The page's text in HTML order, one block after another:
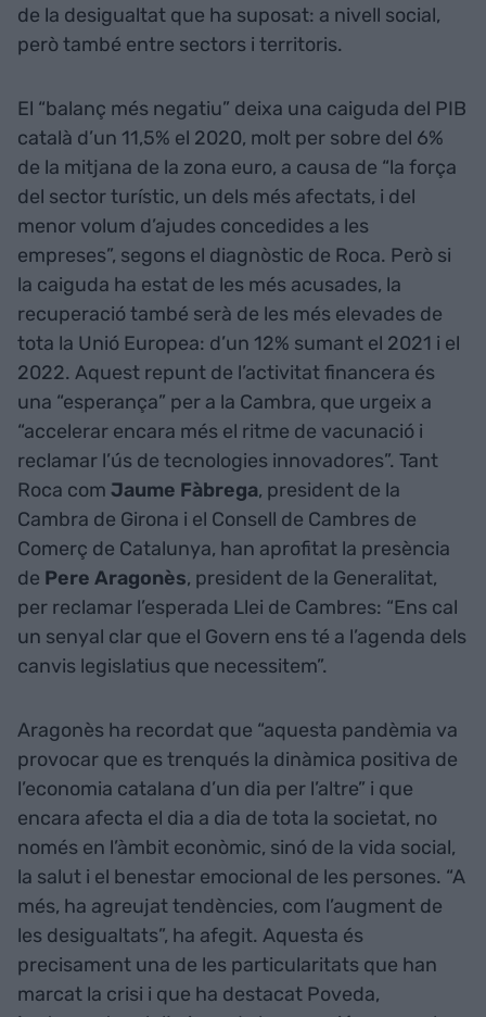
de la desigualtat que ha suposat: a nivell social,
però també entre sectors i territoris.
El “balanç més negatiu” deixa una caiguda del PIB
català d’un 11,5% el 2020, molt per sobre del 6%
de la mitjana de la zona euro, a causa de “la força
del sector turístic, un dels més afectats, i del
menor volum d’ajudes concedides a les
empreses”, segons el diagnòstic de Roca. Però si
la caiguda ha estat de les més acusades, la
recuperació també serà de les més elevades de
tota la Unió Europea: d’un 12% sumant el 2021 i el
2022. Aquest repunt de l’activitat financera és
una “esperança” per a la Cambra, que urgeix a
“accelerar encara més el ritme de vacunació i
reclamar l’ús de tecnologies innovadores”. Tant
Roca com Jaume Fàbrega, president de la
Cambra de Girona i el Consell de Cambres de
Comerç de Catalunya, han aprofitat la presència
de Pere Aragonès, president de la Generalitat,
per reclamar l’esperada Llei de Cambres: “Ens cal
un senyal clar que el Govern ens té a l’agenda dels
canvis legislatius que necessitem”.
Aragonès ha recordat que “aquesta pandèmia va
provocar que es trenqués la dinàmica positiva de
l’economia catalana d’un dia per l’altre” i que
encara afecta el dia a dia de tota la societat, no
només en l’àmbit econòmic, sinó de la vida social,
la salut i el benestar emocional de les persones. “A
més, ha agreujat tendències, com l’augment de
les desigualtats”, ha afegit. Aquesta és
precisament una de les particularitats que han
marcat la crisi i que ha destacat Poveda,